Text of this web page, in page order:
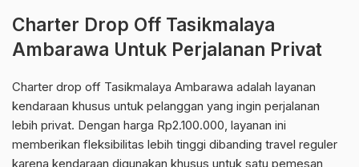
Charter Drop Off Tasikmalaya
Ambarawa Untuk Perjalanan Privat
Charter drop off Tasikmalaya Ambarawa adalah layanan
kendaraan khusus untuk pelanggan yang ingin perjalanan
lebih privat. Dengan harga Rp2.100.000, layanan ini
memberikan fleksibilitas lebih tinggi dibanding travel reguler
karena kendaraan digunakan khusus untuk satu pemesan